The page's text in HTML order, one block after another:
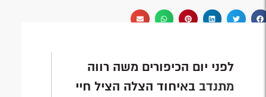
לפני יום הכיפורים משה רווה
מתנדב באיחוד הצלה הציל חיי